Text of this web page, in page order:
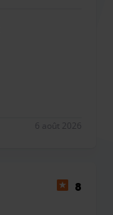
6 août 2026
8